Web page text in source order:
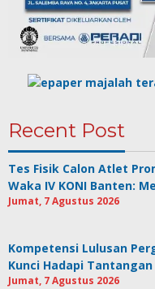
Recent Post
Tes Fisik Calon Atlet
Waka IV KONI Banten:
Jumat, 7 Agustus 2026
Kompetensi Lulusan
Kunci Hadapi
Jumat, 7 Agustus 2026